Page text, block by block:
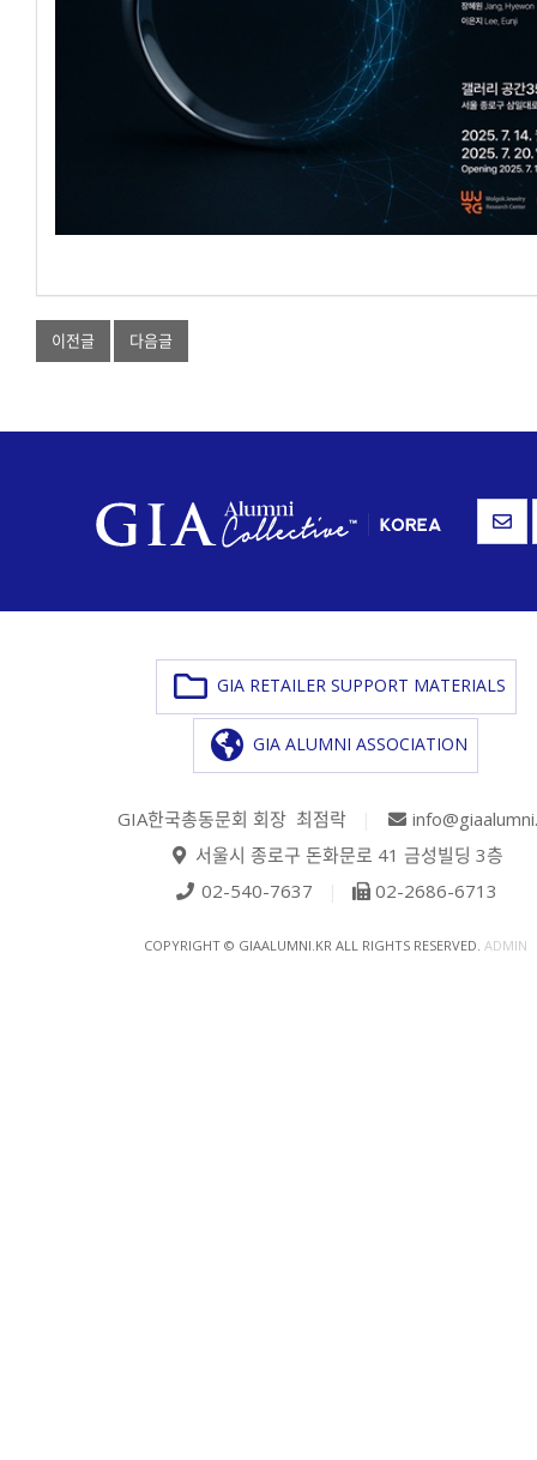
이전글 다음글
GIA RETAILER SUPPORT MATERIALS
GIA ALUMNI ASSOCIATION
GIA한국총동문회 회장 최점락
서울시 종로구 돈화문로 41 금성빌딩 3층
02-540-7637
02-2686-6713
COPYRIGHT © GIAALUMNI.KR ALL RIGHTS RESERVED. ADMIN